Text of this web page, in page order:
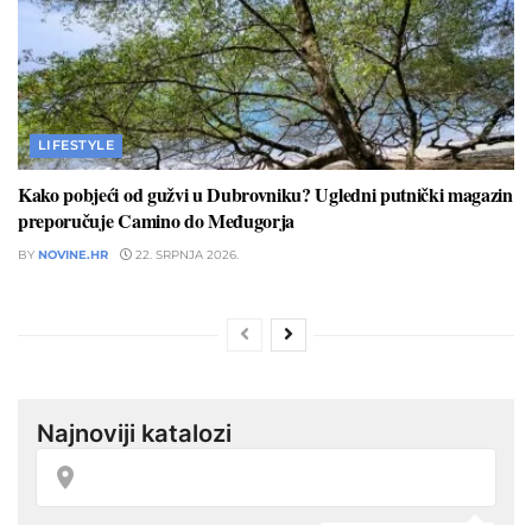
LIFESTYLE
Kako pobjeći od gužvi u Dubrovniku? Ugledni putnički magazin
preporučuje Camino do Međugorja
BY NOVINE.HR 22. SRPNJA 2026.